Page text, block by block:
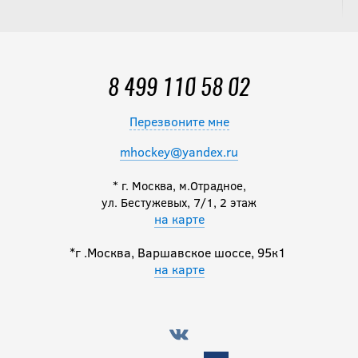
8 499 110 58 02
Перезвоните мне
mhockey@yandex.ru
* г. Москва, м.Отрадное,
ул. Бестужевых, 7/1, 2 этаж
на карте
*г .Москва, Варшавское шоссе, 95к1
на карте